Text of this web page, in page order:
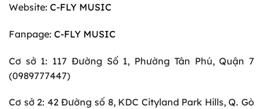
Website: C-FLY MUSIC
Fanpage: C-FLY MUSIC
Cơ sở 1: 117 Đường Số 1, Phường Tân Phú, Quận 7
(0989777447)
Cơ sở 2: 42 Đường số 8, KDC Cityland Park Hills, Q. Gò